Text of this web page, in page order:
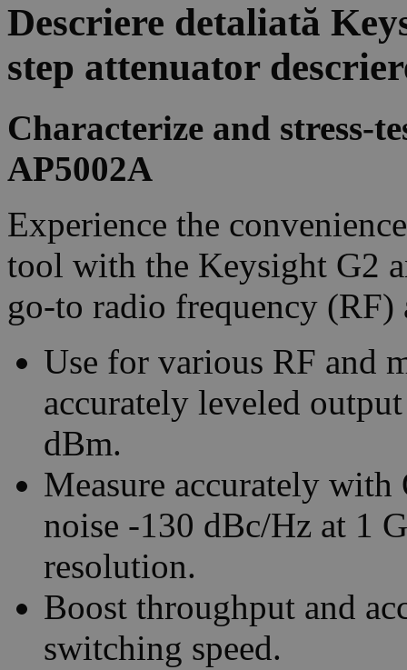
Descriere detaliată
step attenuator
Characterize and stress-
AP5002A
Experience the
tool with the Keysight G2
go-to radio frequency (RF)
Use for various RF and
accurately leveled
dBm.
Measure accurately
noise -130 dBc/Hz at 1
resolution.
Boost throughput and
switching speed.